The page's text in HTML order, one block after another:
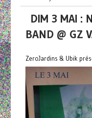
DIM 3 MAI :
BAND @ GZ
ZeroJardins & Ubik